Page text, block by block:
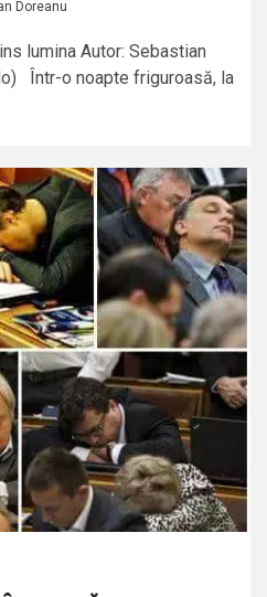
Doreanu
lumina Autor: Sebastian
Într-o noapte friguroasă, la